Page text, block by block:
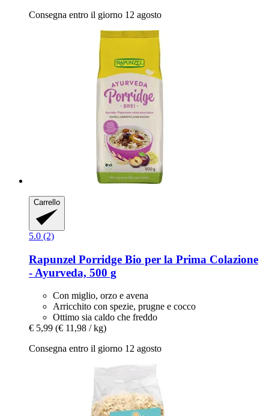
Consegna entro il giorno 12 agosto
Carrello
5.0 (2)
Rapunzel Porridge Bio per la Prima Colazione
-​ Ayurveda, 500 g
Con miglio, orzo e avena
Arricchito con spezie, prugne e cocco
Ottimo sia caldo che freddo
€ 5,99 (€ 11,98 / kg)
Consegna entro il giorno 12 agosto